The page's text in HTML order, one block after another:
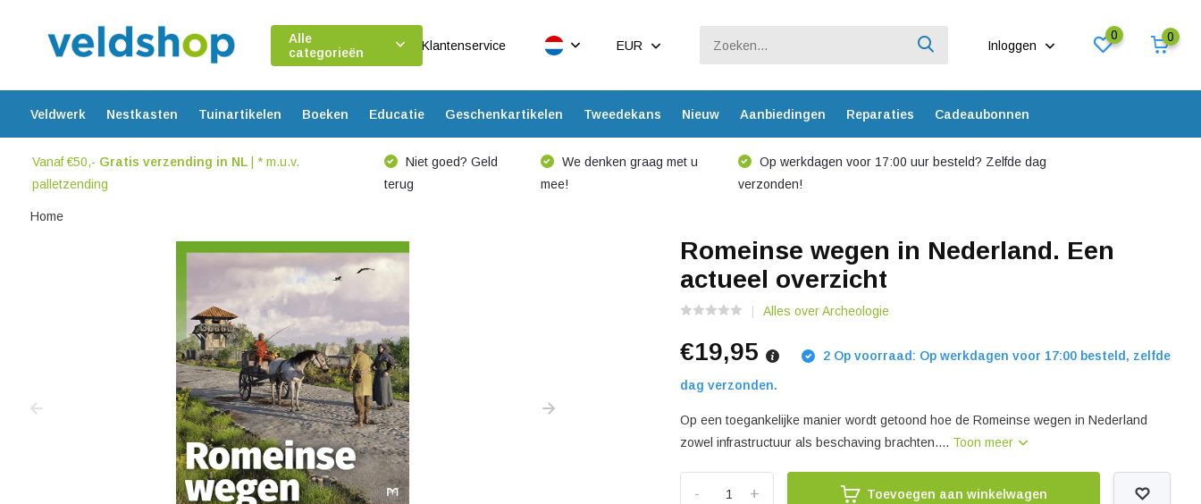
Alle
categorieën
Klantenservice EUR Inloggen
0 0
Veldwerk Nestkasten Tuinartikelen Boeken Educatie Geschenkartikelen Tweedekans Nieuw Aanbiedingen Reparaties Cadeaubonnen
Vanaf €50,- Gratis verzending in NL| * m.u.v.
palletzending
Niet goed? Geld
terug
We denken graag met u
mee!
Op werkdagen voor 17:00 uur besteld? Zelfde dag
verzonden!
Home
Romeinse wegen in Nederland. Een
actueel overzicht
Alles over Archeologie
€19,95 2 Op voorraad: Op werkdagen voor 17:00 besteld, zelfde
dag verzonden.
Op een toegankelijke manier wordt getoond hoe de Romeinse wegen in Nederland
zowel infrastructuur als beschaving brachten.... Toon meer
+
- Toevoegen aan winkelwagen